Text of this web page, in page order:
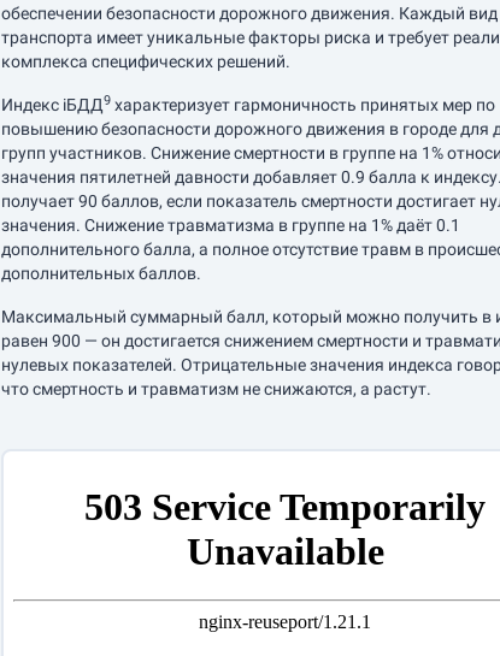
обеспечении безопасности дорожного движения. Каждый вид
транспорта имеет уникальные факторы риска и требует
комплекса специфических решений.
Индекс iБДД9 характеризует гармоничность принятых мер по
повышению безопасности дорожного движения в городе для
групп участников. Снижение смертности в группе на 1%
значения пятилетней давности добавляет 0.9 балла к
получает 90 баллов, если показатель смертности достигает
значения. Снижение травматизма в группе на 1% даёт 0.1
дополнительного балла, а полное отсутствие травм в
дополнительных баллов.
Максимальный суммарный балл, который можно получить в
равен 900 — он достигается снижением смертности и
нулевых показателей. Отрицательные значения индекса
что смертность и травматизм не снижаются, а растут.